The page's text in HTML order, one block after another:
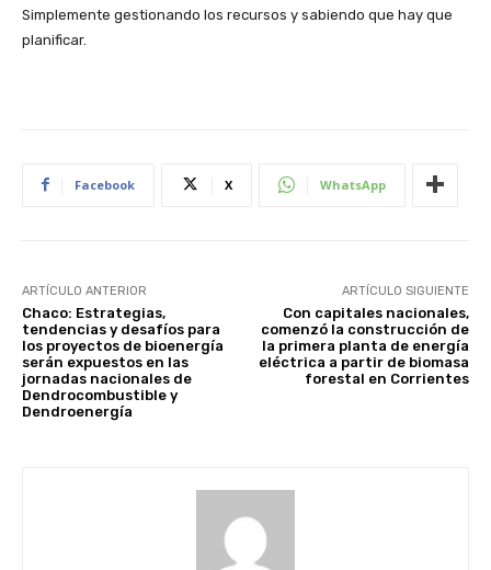
Simplemente gestionando los recursos y sabiendo que hay que
planificar.
Facebook X WhatsApp
ARTÍCULO ANTERIOR
Chaco: Estrategias,
tendencias y desafíos para
los proyectos de bioenergía
serán expuestos en las
jornadas nacionales de
Dendrocombustible y
Dendroenergía
ARTÍCULO SIGUIENTE
Con capitales nacionales,
comenzó la construcción de
la primera planta de energía
eléctrica a partir de biomasa
forestal en Corrientes